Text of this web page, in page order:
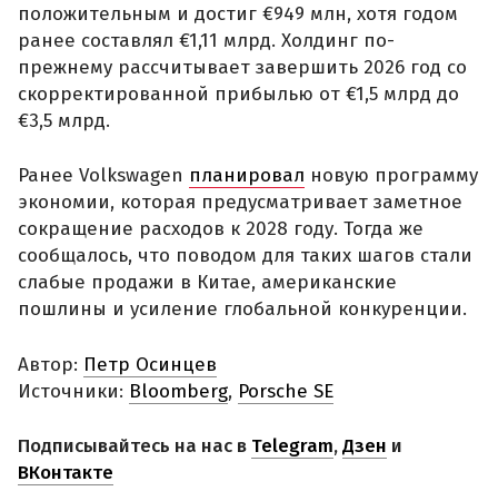
положительным и достиг €949 млн, хотя годом
ранее составлял €1,11 млрд. Холдинг по-
прежнему рассчитывает завершить 2026 год со
скорректированной прибылью от €1,5 млрд до
€3,5 млрд.
Ранее Volkswagen планировал новую программу
экономии, которая предусматривает заметное
сокращение расходов к 2028 году. Тогда же
сообщалось, что поводом для таких шагов стали
слабые продажи в Китае, американские
пошлины и усиление глобальной конкуренции.
Автор: Петр Осинцев
Источники: Bloomberg, Porsche SE
Подписывайтесь на нас в Telegram,Дзен и
ВКонтакте